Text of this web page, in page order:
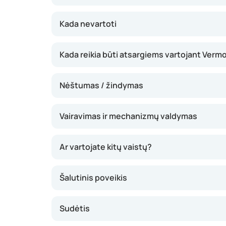
kirmėlių infekcijų, tačiau svarbu visą gydymo
Kada nevartoti
Kada reikia būti atsargiems vartojant
Nėštumas / žindymas
Vairavimas ir mechanizmų valdymas
Ar vartojate kitų vaistų?
Šalutinis poveikis
Sudėtis